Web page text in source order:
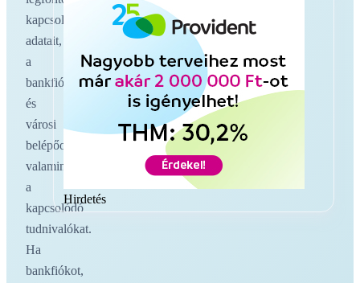
kapcsolati
adatait,
a
bankfiókokat
és
városi
belépőoldalakat,
valamint
a
kapcsolódó
tudnivalókat.
Ha
bankfiókot,
Hirdetés